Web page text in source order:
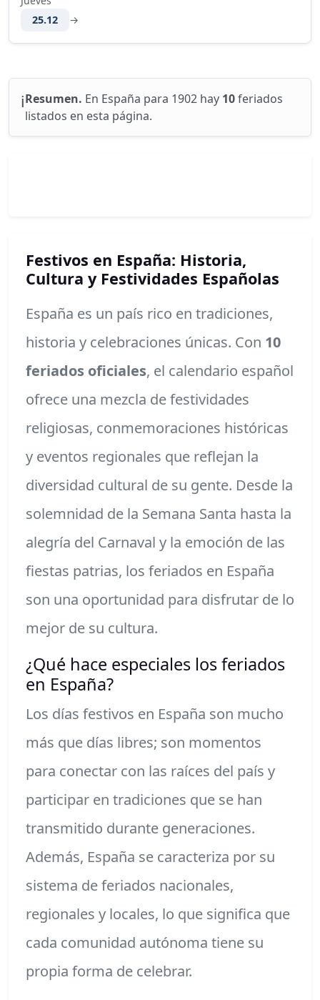
25.12
→
ℹ️Resumen. En España para 1902 hay 10feriados
listados en esta página.
Festivos en España: Historia,
Cultura y Festividades Españolas
España es un país rico en tradiciones,
historia y celebraciones únicas. Con 10
feriados oficiales, el calendario español
ofrece una mezcla de festividades
religiosas, conmemoraciones históricas
y eventos regionales que reflejan la
diversidad cultural de su gente. Desde la
solemnidad de la Semana Santa hasta la
alegría del Carnaval y la emoción de las
fiestas patrias, los feriados en España
son una oportunidad para disfrutar de lo
mejor de su cultura.
¿Qué hace especiales los feriados
en España?
Los días festivos en España son mucho
más que días libres; son momentos
para conectar con las raíces del país y
participar en tradiciones que se han
transmitido durante generaciones.
Además, España se caracteriza por su
sistema de feriados nacionales,
regionales y locales, lo que significa que
cada comunidad autónoma tiene su
propia forma de celebrar.